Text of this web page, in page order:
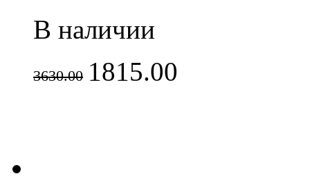
В наличии
3630.00 1815.00